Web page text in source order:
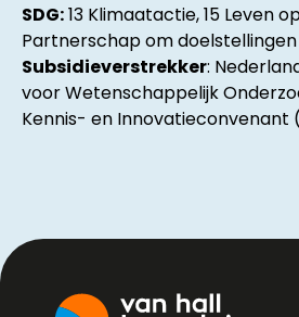
SDG:13 Klimaatactie, 15 Leven
Partnerschap om
Subsidieverstrekker:
voor Wetenschappelijk
Kennis- en Innovatieconvenant